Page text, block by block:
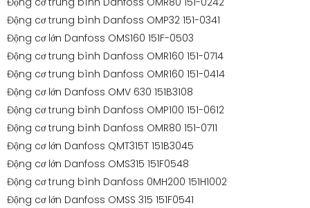
Động cơ trung bình Danfoss OMP32 151-0341
Động cơ lớn Danfoss OMS160 151F-0503
Động cơ trung bình Danfoss OMR160 151-0714
Động cơ trung bình Danfoss OMR160 151-0414
Động cơ lớn Danfoss OMV 630 151B3108
Động cơ trung bình Danfoss OMP100 151-0612
Động cơ trung bình Danfoss OMR80 151-0711
Động cơ lớn Danfoss QMT315T 151B3045
Động cơ lớn Danfoss OMS315 151F0548
Động cơ trung bình Danfoss 0MH200 151H1002
Động cơ lớn Danfoss OMSS 315 151F0541